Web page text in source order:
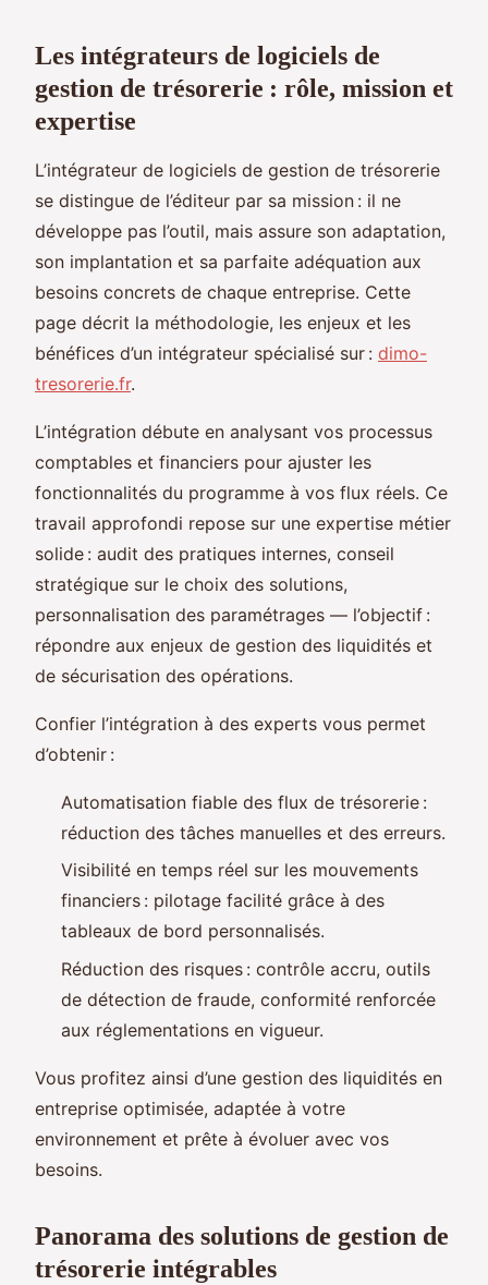
Les intégrateurs de logiciels de
gestion de trésorerie : rôle, mission et
expertise
L’intégrateur de logiciels de gestion de trésorerie
se distingue de l’éditeur par sa mission : il ne
développe pas l’outil, mais assure son adaptation,
son implantation et sa parfaite adéquation aux
besoins concrets de chaque entreprise. Cette
page décrit la méthodologie, les enjeux et les
bénéfices d’un intégrateur spécialisé sur : dimo-
tresorerie.fr.
L’intégration débute en analysant vos processus
comptables et financiers pour ajuster les
fonctionnalités du programme à vos flux réels. Ce
travail approfondi repose sur une expertise métier
solide : audit des pratiques internes, conseil
stratégique sur le choix des solutions,
personnalisation des paramétrages — l’objectif :
répondre aux enjeux de gestion des liquidités et
de sécurisation des opérations.
Confier l’intégration à des experts vous permet
d’obtenir :
Automatisation fiable des flux de trésorerie :
réduction des tâches manuelles et des erreurs.
Visibilité en temps réel sur les mouvements
financiers : pilotage facilité grâce à des
tableaux de bord personnalisés.
Réduction des risques : contrôle accru, outils
de détection de fraude, conformité renforcée
aux réglementations en vigueur.
Vous profitez ainsi d’une gestion des liquidités en
entreprise optimisée, adaptée à votre
environnement et prête à évoluer avec vos
besoins.
Panorama des solutions de gestion de
trésorerie intégrables